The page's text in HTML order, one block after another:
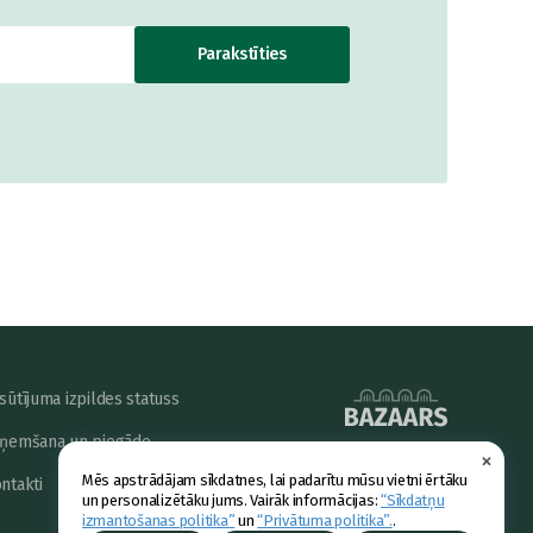
×
Mēs apstrādājam sīkdatnes, lai padarītu mūsu vietni ērtāku
un personalizētāku jums. Vairāk informācijas:“Sīkdatņu
izmantošanas politika” un“Privātuma politika”..
Parakstīties
izpildes statuss
un piegāde